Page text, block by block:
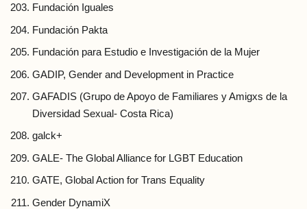
Fundación Iguales
Fundación Pakta
Fundación para Estudio e Investigación de la Mujer
GADIP, Gender and Development in Practice
GAFADIS (Grupo de Apoyo de Familiares y Amigxs de la
Diversidad Sexual- Costa Rica)
galck+
GALE- The Global Alliance for LGBT Education
GATE, Global Action for Trans Equality
Gender DynamiX